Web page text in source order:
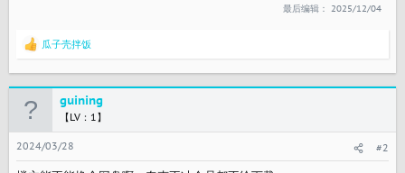
《都市 天际线 2》 - Modern City Bundle 现代城市资产捆绑
绑包
《都市 天际线 2》 - Creator Pack: Supply Chains 创作者包 供
大楼
《都市 天际线 2》 - Synth & Steel Radio 合成器与钢音电台
《都市 天际线 2》 - Cloud Lounge FM 云廊调频台
包
最后编辑： 2025/12/04
反
：
瓜子壳拌饭
guining
【LV：1】
2024/03/28 #2